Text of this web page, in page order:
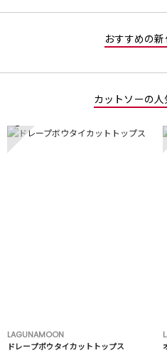
おすすめの
カットソーの
1
LAGUNAMOON
ドレープボウタイカットトップス